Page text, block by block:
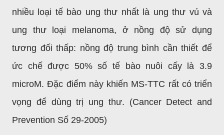
nhiều loại tế bào ung thư nhất là ung thư vú và
ung thư loại melanoma, ở nồng độ sử dụng
tương đối thấp: nồng độ trung bình cần thiết để
ức chế được 50% số tế bào nuôi cấy là 3.9
microM. Đặc điểm này khiến MS-TTC rất có triển
vọng để dùng trị ung thư. (Cancer Detect and
Prevention Số 29-2005)